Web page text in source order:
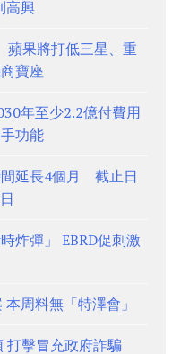
高興
果將打低三星、重
寶座
年至少2.2億付費用
功能
延長4個月 截止日
炸彈」 EBRD促刺激
周料無「特澤會」
打擊冒充政府詐騙